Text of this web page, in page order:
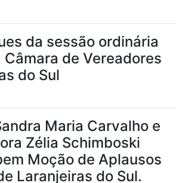
da sessão ordinária
Câmara de Vereadores
do Sul
Maria Carvalho e
Zélia Schimboski
Moção de Aplausos
Laranjeiras do Sul.